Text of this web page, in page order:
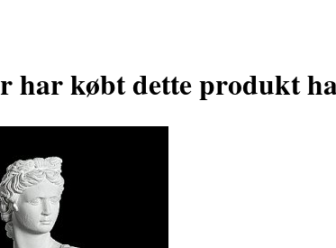
har købt dette produkt